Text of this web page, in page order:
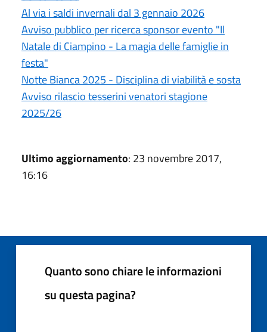
Al via i saldi invernali dal 3 gennaio 2026
Avviso pubblico per ricerca sponsor evento "Il
Natale di Ciampino - La magia delle famiglie in
festa"
Notte Bianca 2025 - Disciplina di viabilità e sosta
Avviso rilascio tesserini venatori stagione
2025/26
Ultimo aggiornamento: 23 novembre 2017,
16:16
Quanto sono chiare le informazioni
su questa pagina?